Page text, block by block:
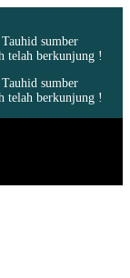
sumber
telah berkunjung !
sumber
telah berkunjung !